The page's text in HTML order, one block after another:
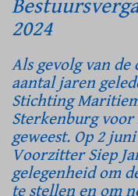
2024
Als gevolg van de
aantal jaren
Stichting
Sterkenburg
geweest. Op 2
Voorzitter Siep
gelegenheid om
te stellen en om